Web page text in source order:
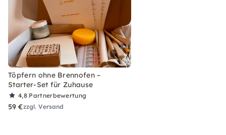
Töpfern ohne Brennofen –
Starter-Set für Zuhause
4,8 Partnerbewertung
59 €zzgl. Versand